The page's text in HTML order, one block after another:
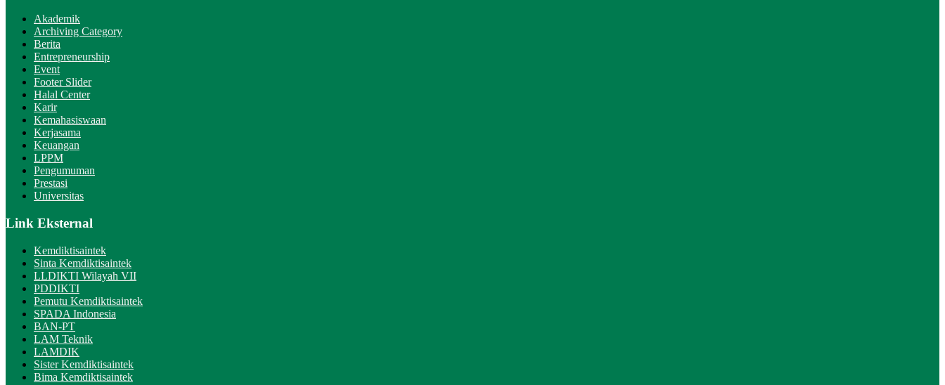
Akademik
Archiving Category
Berita
Entrepreneurship
Event
Footer Slider
Halal Center
Karir
Kemahasiswaan
Kerjasama
Keuangan
LPPM
Pengumuman
Prestasi
Universitas
Link Eksternal
Kemdiktisaintek
Sinta Kemdiktisaintek
LLDIKTI Wilayah VII
PDDIKTI
Pemutu Kemdiktisaintek
SPADA Indonesia
BAN-PT
LAM Teknik
LAMDIK
Sister Kemdiktisaintek
Bima Kemdiktisaintek